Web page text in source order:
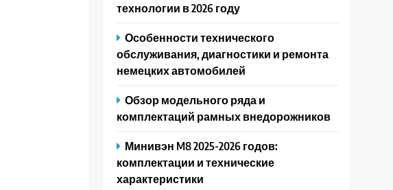
технологии в 2026 году
Особенности технического
обслуживания, диагностики и ремонта
немецких автомобилей
Обзор модельного ряда и
комплектаций рамных внедорожников
Минивэн M8 2025-2026 годов:
комплектации и технические
характеристики